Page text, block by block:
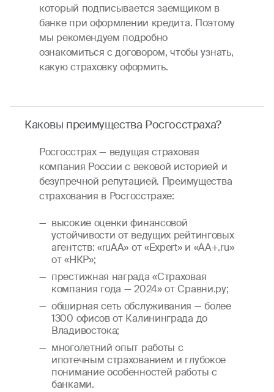
который подписывается заемщиком в
банке при оформлении кредита. Поэтому
мы рекомендуем подробно
ознакомиться с договором, чтобы узнать,
какую страховку оформить.
Каковы преимущества Росгосстраха?
Росгосстрах — ведущая страховая
компания России с вековой историей и
безупречной репутацией. Преимущества
страхования в Росгосстрахе:
высокие оценки финансовой
устойчивости от ведущих рейтинговых
агентств: «ruAA» от «Expert» и «AA+.ru»
от «НКР»;
престижная награда «Страховая
компания года — 2024» от Сравни.ру;
обширная сеть обслуживания — более
1300 офисов от Калининграда до
Владивостока;
многолетний опыт работы с
ипотечным страхованием и глубокое
понимание особенностей работы с
банками.